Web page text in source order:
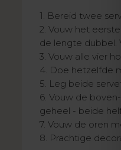
1. Bereid twee
2. Vouw het
de lengte dubbel.
3. Vouw alle vier
4. Doe hetzelfde
5. Leg beide
6. Vouw de
geheel - beide
7. Vouw de oren
8. Prachtige